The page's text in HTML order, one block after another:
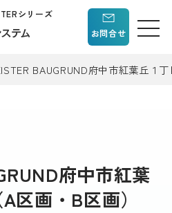
シリーズ
お問合せ
BAUGRUND府中市紅葉丘１
府中市紅葉
区画・B区画）